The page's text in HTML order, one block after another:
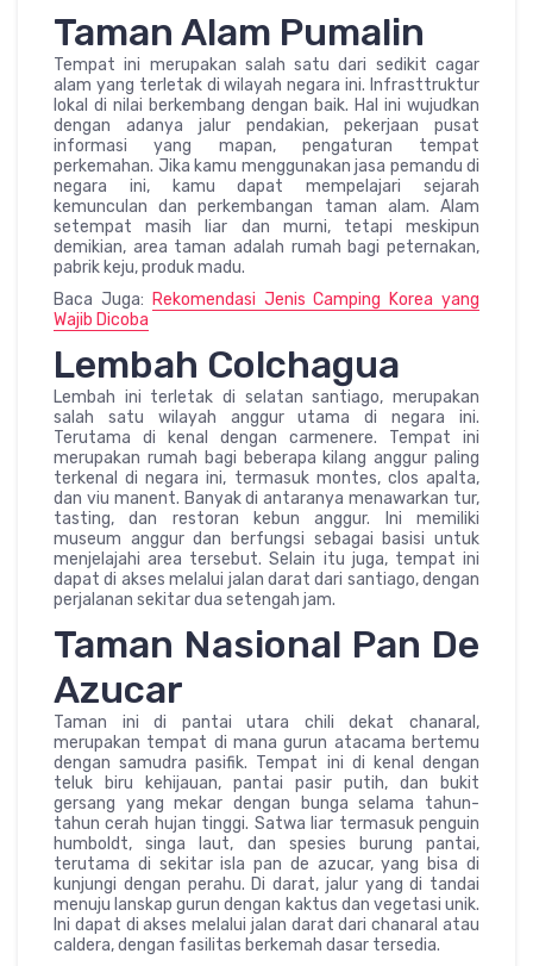
Taman Alam Pumalin
Tempat ini merupakan salah satu dari sedikit cagar
alam yang terletak di wilayah negara ini. Infrasttruktur
lokal di nilai berkembang dengan baik. Hal ini wujudkan
dengan adanya jalur pendakian, pekerjaan pusat
informasi yang mapan, pengaturan tempat
perkemahan. Jika kamu menggunakan jasa pemandu di
negara ini, kamu dapat mempelajari sejarah
kemunculan dan perkembangan taman alam. Alam
setempat masih liar dan murni, tetapi meskipun
demikian, area taman adalah rumah bagi peternakan,
pabrik keju, produk madu.
Baca Juga: Rekomendasi Jenis Camping Korea yang
Wajib Dicoba
Lembah Colchagua
Lembah ini terletak di selatan santiago, merupakan
salah satu wilayah anggur utama di negara ini.
Terutama di kenal dengan carmenere. Tempat ini
merupakan rumah bagi beberapa kilang anggur paling
terkenal di negara ini, termasuk montes, clos apalta,
dan viu manent. Banyak di antaranya menawarkan tur,
tasting, dan restoran kebun anggur. Ini memiliki
museum anggur dan berfungsi sebagai basisi untuk
menjelajahi area tersebut. Selain itu juga, tempat ini
dapat di akses melalui jalan darat dari santiago, dengan
perjalanan sekitar dua setengah jam.
Taman Nasional Pan De
Azucar
Taman ini di pantai utara chili dekat chanaral,
merupakan tempat di mana gurun atacama bertemu
dengan samudra pasifik. Tempat ini di kenal dengan
teluk biru kehijauan, pantai pasir putih, dan bukit
gersang yang mekar dengan bunga selama tahun-
tahun cerah hujan tinggi. Satwa liar termasuk penguin
humboldt, singa laut, dan spesies burung pantai,
terutama di sekitar isla pan de azucar, yang bisa di
kunjungi dengan perahu. Di darat, jalur yang di tandai
menuju lanskap gurun dengan kaktus dan vegetasi unik.
Ini dapat di akses melalui jalan darat dari chanaral atau
caldera, dengan fasilitas berkemah dasar tersedia.